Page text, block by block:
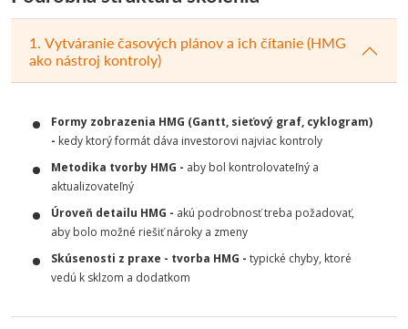
1. Vytváranie časových plánov a ich čítanie (HMG
ako nástroj kontroly)
Formy zobrazenia HMG (Gantt, sieťový graf, cyklogram)
- kedy ktorý formát dáva investorovi najviac kontroly
Metodika tvorby HMG - aby bol kontrolovateľný a
aktualizovateľný
Úroveň detailu HMG - akú podrobnosť treba požadovať,
aby bolo možné riešiť nároky a zmeny
Skúsenosti z praxe - tvorba HMG - typické chyby, ktoré
vedú k sklzom a dodatkom